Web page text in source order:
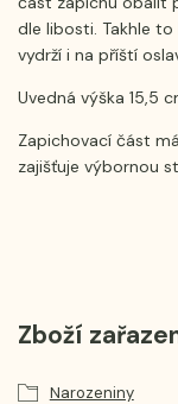
dle libosti. Takhle to
vydrží i na příští
Uvedná výška 15,5
Zapichovací část
zajišťuje výbornou
Zboží
Narozeniny